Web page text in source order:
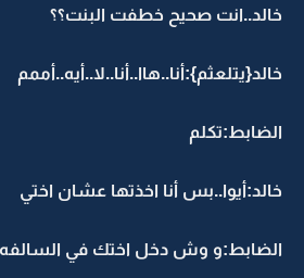
خالد..انت صحيح خطفت البنت؟؟
خالد{يتلعثم}:أنا..هاا..أنا..لا..أيه..أممم
الضابط:تكلم
خالد:أيوا..بس أنا اخذتها عشان اختي
الضابط:و وش دخل اختك في